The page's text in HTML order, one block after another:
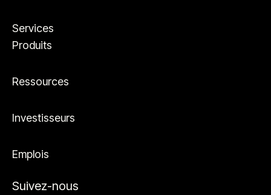
Services
Produits
Ressources
Investisseurs
Emplois
Suivez-nous